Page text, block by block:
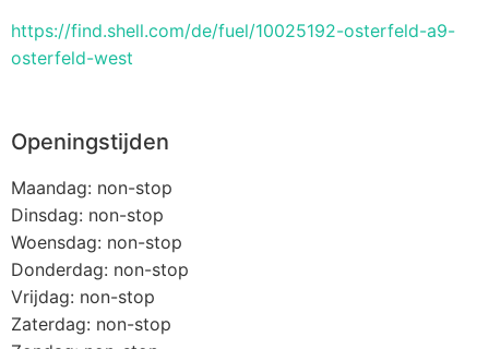
https://find.shell.com/de/fuel/10025192-osterfeld-a9-
osterfeld-west
Openingstijden
Maandag: non-stop
Dinsdag: non-stop
Woensdag: non-stop
Donderdag: non-stop
Vrijdag: non-stop
Zaterdag: non-stop